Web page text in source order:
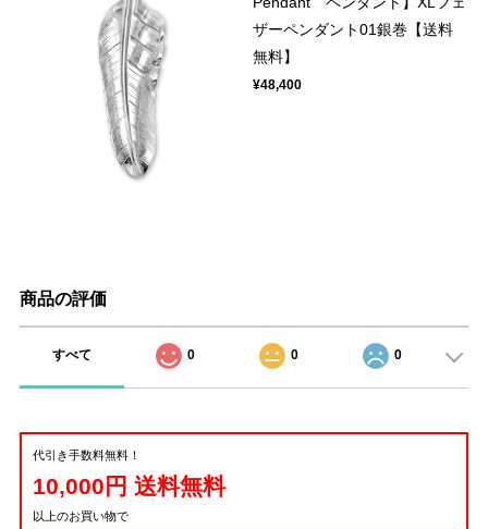
ザーペンダント01銀巻【送料
無料】
¥48,400
商品の評価
すべて 0 0 0
代引き手数料無料！
10,000円 送料無料
以上のお買い物で